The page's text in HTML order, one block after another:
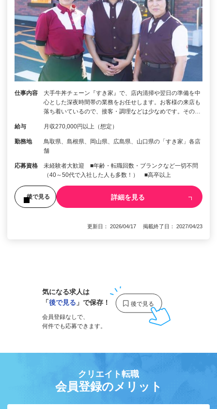
仕事内容
大手牛丼チェーン『すき家』で、店内清掃や翌日の準備を中
心とした深夜時間帯の業務をお任せします。お客様の来店も
落ち着いているので、接客・調理などは少なめです。その…
給与 月収270,000円以上（想定）
勤務地
鳥取県、島根県、岡山県、広島県、山口県の「すき家」各店
舗
応募資格
未経験者大歓迎 ■年齢・転職回数・ブランクなど一切不問
（40～50代で入社した人も多数！） ■高卒以上
後で見る 詳細を見る
更新日： 2026/04/17 掲載終了日： 2027/04/23
気になる求人は
「後で見る 」で保存！
会員登録なしで、
何件でも応募できます。
クリエイト転職
会員登録のメリット